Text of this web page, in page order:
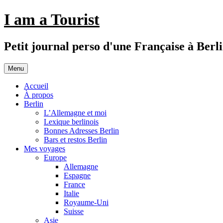
Aller
au
I am a Tourist
Petit journal perso d'une Française à
Menu
Accueil
À propos
Berlin
L’Allemagne et moi
Lexique berlinois
Bonnes Adresses Berlin
Bars et restos Berlin
Mes voyages
Europe
Allemagne
Espagne
France
Italie
Royaume-Uni
Suisse
Asie